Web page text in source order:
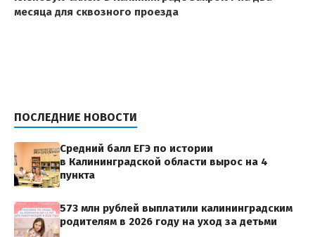
месяца для сквозного проезда
ПОСЛЕДНИЕ НОВОСТИ
Средний балл ЕГЭ по истории
в Калининградской области вырос на 4
пункта
573 млн рублей выплатили калининградским
родителям в 2026 году на уход за детьми